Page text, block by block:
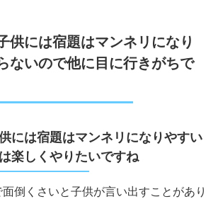
供には宿題はマンネリになり
ないので他に目に行きがちで
には宿題はマンネリになりやすい
楽しくやりたいですね
倒くさいと子供が言い出すことがあり